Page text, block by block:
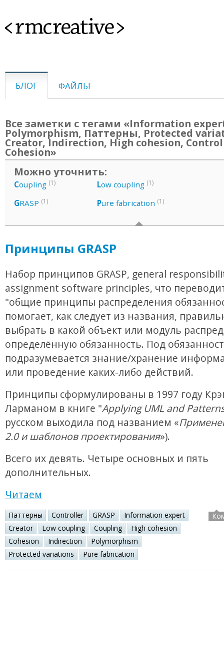
<rmcreative>
БЛОГ ФАЙЛЫ
Все заметки с тегами «Information
Polymorphism, Паттерны, Protected
Creator, Indirection, High cohesion,
Cohesion»
Можно уточнить:
Coupling (1)
GRASP (1)
Low coupling (1)
Pure fabrication (1)
Принципы GRASP
Набор принципов GRASP, general
assignment software principles, что
"общие принципы распределения
помогает, как следует из названия,
выбрать в какой объект или модуль
определённую обязанность. Под
подразумевается знание/хранение
или проведение каких-либо действий.
Принципы сформулированы в 1997 году
Ларманом в книге "Applying UML and
русском выходила под названием «
2.0 и шаблонов проектирования»).
Всего их девять. Четыре основных и пять
дополнительных.
Читаем
Паттерны Controller GRASP
Information expert
Creator
Low coupling Coupling
High cohesion
Cohesion
Indirection
Polymorphism
Protected variations
Pure fabrication